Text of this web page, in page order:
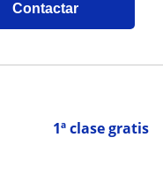
Contactar
1ª clase gratis